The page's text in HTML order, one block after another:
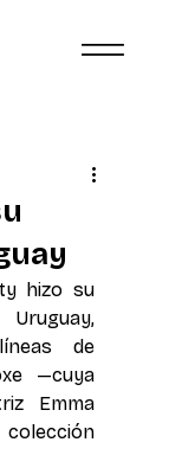
hizo su
de
—cuya
Emma